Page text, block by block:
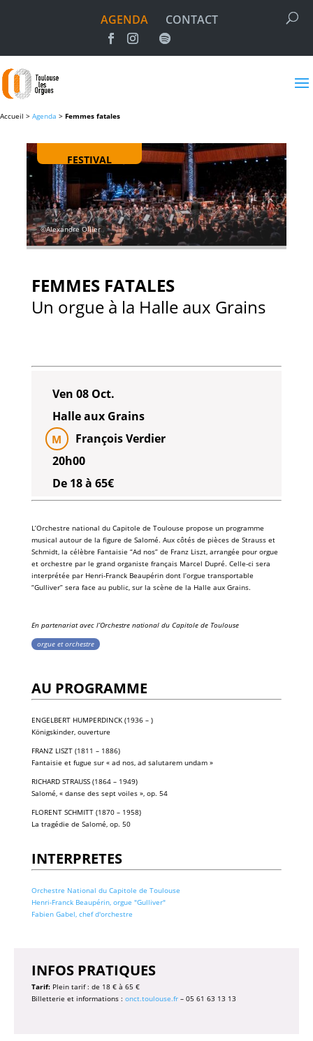
AGENDA CONTACT
Accueil > Agenda > Femmes fatales
FESTIVAL
©Alexandre Ollier
FEMMES FATALES
Un orgue à la Halle aux Grains
Ven 08 Oct.
Halle aux Grains
M
François Verdier
20h00
De 18 à 65€
L’Orchestre national du Capitole de Toulouse propose un programme
musical autour de la figure de Salomé. Aux côtés de pièces de Strausset
Schmidt, la célèbre Fantaisie “Ad nos” de Franz Liszt, arrangée pour orgue
et orchestre par le grand organiste français Marcel Dupré. Celle-ci sera
interprétée par Henri-Franck Beaupérindont l’orgue transportable
“Gulliver”sera face au public, sur la scène de la Halle aux Grains.
En partenariat avec l’Orchestre national du Capitole de Toulouse
orgue et orchestre
AU PROGRAMME
ENGELBERT HUMPERDINCK (1936 – )
Königskinder, ouverture
FRANZ LISZT (1811 – 1886)
Fantaisie et fugue sur « ad nos, ad salutarem undam »
RICHARD STRAUSS (1864 – 1949)
Salomé, « danse des sept voiles », op. 54
FLORENT SCHMITT (1870 – 1958)
La tragédie de Salomé, op. 50
INTERPRETES
Orchestre National du Capitole de Toulouse
Henri-Franck Beaupérin, orgue "Gulliver"
Fabien Gabel, chef d'orchestre
INFOS PRATIQUES
Tarif: Plein tarif : de 18 € à 65 €
Billetterie et informations : onct.toulouse.fr– 05 61 63 13 13